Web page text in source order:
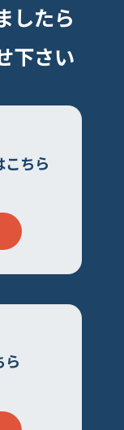
したら
下さい
こちら
ら